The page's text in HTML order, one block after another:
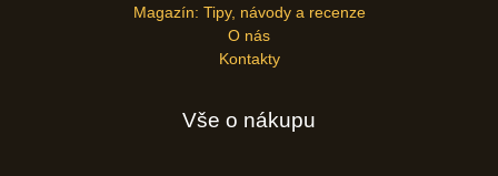
Magazín: Tipy, návody a recenze
O nás
Kontakty
Vše o nákupu